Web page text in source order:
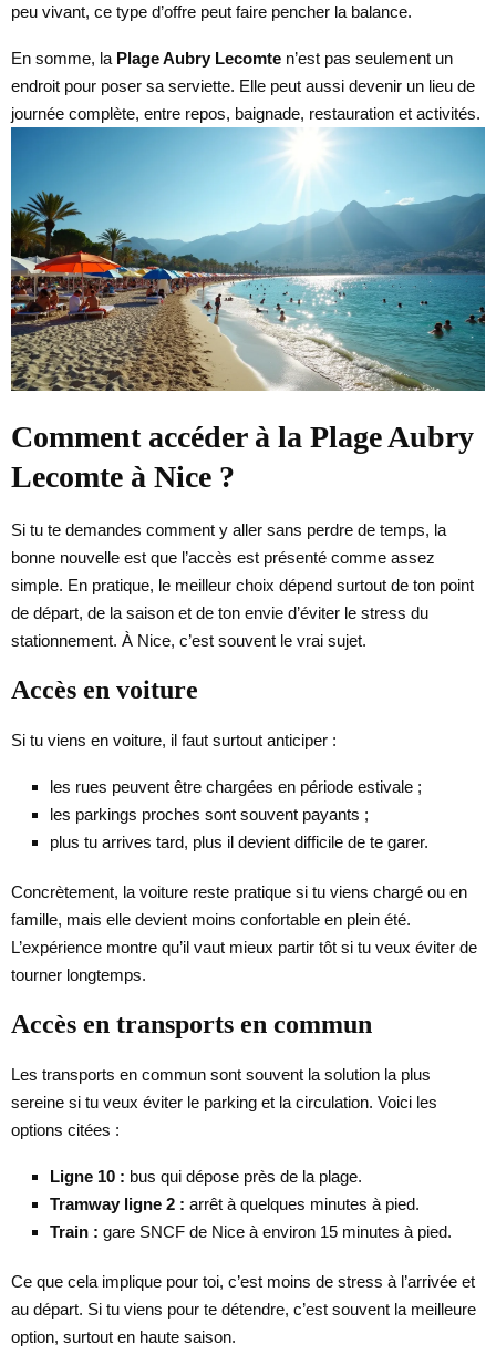
peu vivant, ce type d’offre peut faire pencher la balance.
En somme, la Plage Aubry Lecomte n’est pas seulement un
endroit pour poser sa serviette. Elle peut aussi devenir un lieu de
journée complète, entre repos, baignade, restauration et activités.
Comment accéder à la Plage Aubry
Lecomte à Nice ?
Si tu te demandes comment y aller sans perdre de temps, la
bonne nouvelle est que l’accès est présenté comme assez
simple. En pratique, le meilleur choix dépend surtout de ton point
de départ, de la saison et de ton envie d’éviter le stress du
stationnement. À Nice, c’est souvent le vrai sujet.
Accès en voiture
Si tu viens en voiture, il faut surtout anticiper :
les rues peuvent être chargées en période estivale ;
les parkings proches sont souvent payants ;
plus tu arrives tard, plus il devient difficile de te garer.
Concrètement, la voiture reste pratique si tu viens chargé ou en
famille, mais elle devient moins confortable en plein été.
L’expérience montre qu’il vaut mieux partir tôt si tu veux éviter de
tourner longtemps.
Accès en transports en commun
Les transports en commun sont souvent la solution la plus
sereine si tu veux éviter le parking et la circulation. Voici les
options citées :
Ligne 10 : bus qui dépose près de la plage.
Tramway ligne 2 : arrêt à quelques minutes à pied.
Train : gare SNCF de Nice à environ 15 minutes à pied.
Ce que cela implique pour toi, c’est moins de stress à l’arrivée et
au départ. Si tu viens pour te détendre, c’est souvent la meilleure
option, surtout en haute saison.